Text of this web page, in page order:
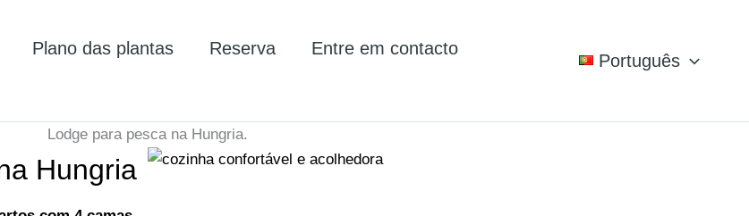
Plano das plantas Reserva
Entre em contacto
Português
Lodge para pesca na Hungria.
Hungria